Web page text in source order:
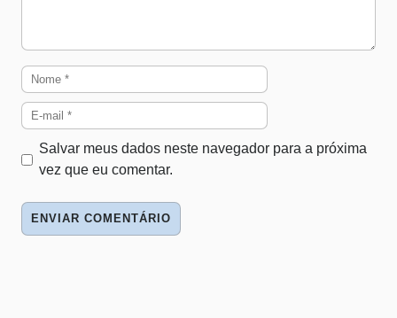
Nome
E-
mail
Salvar meus dados neste navegador para a próxima
vez que eu comentar.
Site